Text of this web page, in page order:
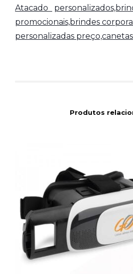
Atacado
promocionais,brindes
personalizadas
Produtos